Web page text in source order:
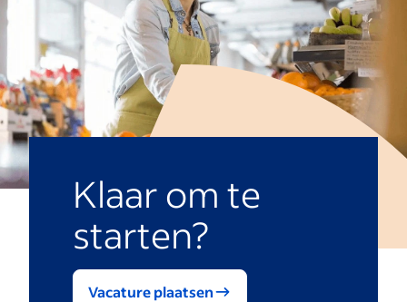
Klaar om te
starten?
Vacature plaatsen